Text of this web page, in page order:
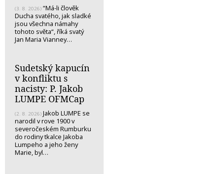
(3. 8. 2026) “Má-li člověk
Ducha svatého, jak sladké
jsou všechna námahy
tohoto světa“, říká svatý
Jan Maria Vianney…
Sudetský kapucín
v konfliktu s
nacisty: P. Jakob
LUMPE OFMCap
(2. 8. 2026) Jakob LUMPE se
narodil v rove 1900 v
severočeském Rumburku
do rodiny tkalce Jakoba
Lumpeho a jeho ženy
Marie, byl…